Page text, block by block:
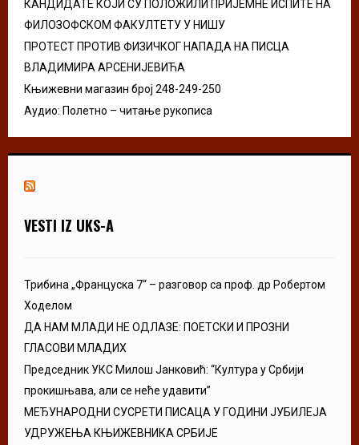
КАНДИДАТЕ КОЈИ СУ ПОЛОЖИЛИ ПРИЈЕМНЕ ИСПИТЕ НА
ФИЛОЗОФСКОМ ФАКУЛТЕТУ У НИШУ
ПРОТЕСТ ПРОТИВ ФИЗИЧКОГ НАПАДА НА ПИСЦА
ВЛАДИМИРА АРСЕНИЈЕВИЋА
Књижевни магазин број 248-249-250
Аудио: Полетно – читање рукописа
VESTI IZ UKS-A
Трибина „Француска 7“ – разговор са проф. др Робертом
Ходелом
ДА НАМ МЛАДИ НЕ ОДЛАЗЕ: ПОЕТСКИ И ПРОЗНИ
ГЛАСОВИ МЛАДИХ
Председник УКС Милош Јанковић: “Култура у Србији
прокишњава, али се неће удавити”
МЕЂУНАРОДНИ СУСРЕТИ ПИСАЦА У ГОДИНИ ЈУБИЛЕЈА
УДРУЖЕЊА КЊИЖЕВНИКА СРБИЈЕ